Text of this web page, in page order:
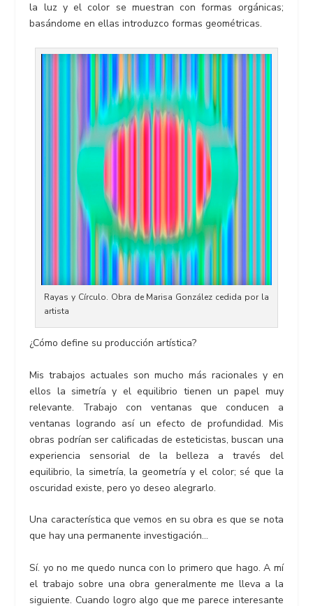
la luz y el color se muestran con formas orgánicas;
basándome en ellas introduzco formas geométricas.
Rayas y Círculo. Obra de Marisa González cedida por la
artista
¿Cómo define su producción artística?
Mis trabajos actuales son mucho más racionales y en
ellos la simetría y el equilibrio tienen un papel muy
relevante. Trabajo con ventanas que conducen a
ventanas logrando así un efecto de profundidad. Mis
obras podrían ser calificadas de esteticistas, buscan una
experiencia sensorial de la belleza a través del
equilibrio, la simetría, la geometría y el color; sé que la
oscuridad existe, pero yo deseo alegrarlo.
Una característica que vemos en su obra es que se nota
que hay una permanente investigación…
Sí. yo no me quedo nunca con lo primero que hago. A mí
el trabajo sobre una obra generalmente me lleva a la
siguiente. Cuando logro algo que me parece interesante